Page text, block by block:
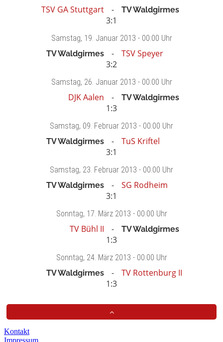
TSV GA Stuttgart TV Waldgirmes
3:1
Samstag, 19. Januar 2013 - 00:00 Uhr
TV Waldgirmes
TSV Speyer
3:2
Samstag, 26. Januar 2013 - 00:00 Uhr
DJK Aalen TV Waldgirmes
1:3
Samstag, 09. Februar 2013 - 00:00 Uhr
TV Waldgirmes
TuS Kriftel
3:1
Samstag, 23. Februar 2013 - 00:00 Uhr
TV Waldgirmes
SG Rodheim
3:1
Sonntag, 17. März 2013 - 00:00 Uhr
TV Bühl II TV Waldgirmes
1:3
Sonntag, 24. März 2013 - 00:00 Uhr
TV Waldgirmes
TV Rottenburg II
1:3
Kontakt